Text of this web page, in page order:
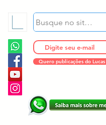
Quero publicações do